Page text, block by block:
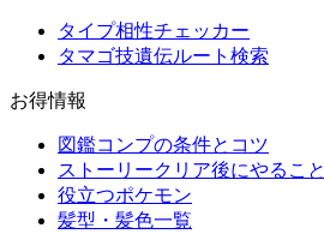
タイプ相性チェッカー
タマゴ技遺伝ルート検索
お得情報
図鑑コンプの条件とコツ
ストーリークリア後にやること
役立つポケモン
髪型・髪色一覧